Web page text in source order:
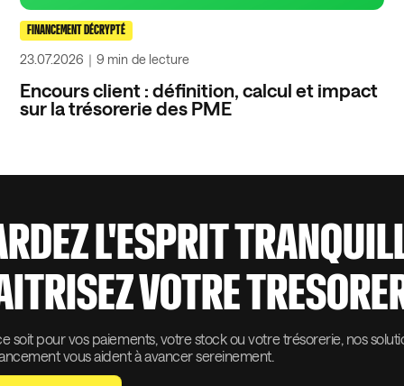
FINANCEMENT DÉCRYPTÉ
23.07.2026 ｜9 min de lecture
Encours client : définition, calcul et impact
sur la trésorerie des PME
L'ESPRIT
VOTRE
soit pour vos paiements, votre stock ou votre trésorerie, nos
vous aident à avancer sereinement.